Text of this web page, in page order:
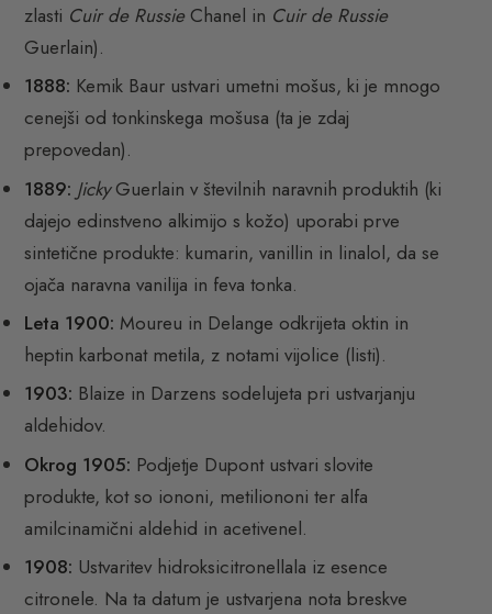
zlasti Cuir de RussieChanel in Cuir de Russie
Guerlain).
1888: Kemik Baur ustvari umetni mošus, ki je mnogo
cenejši od tonkinskega mošusa (ta je zdaj
prepovedan).
1889: JickyGuerlain v številnih naravnih produktih (ki
dajejo edinstveno alkimijo s kožo) uporabi prve
sintetične produkte: kumarin, vanillin in linalol, da se
ojača naravna vanilija in feva tonka.
Leta 1900: Moureu in Delange odkrijeta oktin in
heptin karbonat metila, z notami vijolice (listi).
1903: Blaize in Darzens sodelujeta pri ustvarjanju
aldehidov.
Okrog 1905: Podjetje Dupont ustvari slovite
produkte, kot so iononi, metiliononi ter alfa
amilcinamični aldehid in acetivenel.
1908: Ustvaritev hidroksicitronellala iz esence
citronele. Na ta datum je ustvarjena nota breskve